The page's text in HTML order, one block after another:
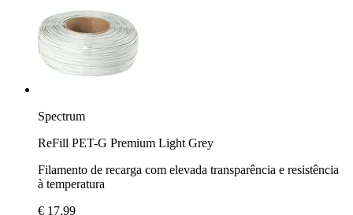
Spectrum
ReFill PET-G Premium Light Grey
Filamento de recarga com elevada transparência e resistência
à temperatura
€ 17,99